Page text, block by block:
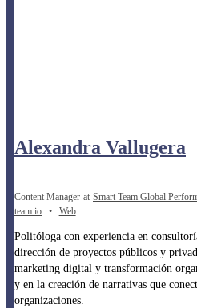
Alexandra Vallugera
Content Manager at Smart Team Global
team.io
• Web
Politóloga con experiencia en
dirección de proyectos públicos y
marketing digital y transformación
y en la creación de narrativas que
organizaciones.